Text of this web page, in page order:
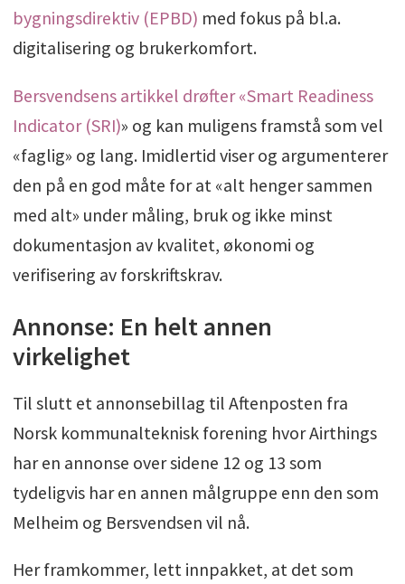
bygningsdirektiv (EPBD) med fokus på bl.a.
digitalisering og brukerkomfort.
Bersvendsens artikkel drøfter «Smart Readiness
Indicator (SRI)» og kan muligens framstå som vel
«faglig» og lang. Imidlertid viser og argumenterer
den på en god måte for at «alt henger sammen
med alt» under måling, bruk og ikke minst
dokumentasjon av kvalitet, økonomi og
verifisering av forskriftskrav.
Annonse: En helt annen
virkelighet
Til slutt et annonsebillag til Aftenposten fra
Norsk kommunalteknisk forening hvor Airthings
har en annonse over sidene 12 og 13 som
tydeligvis har en annen målgruppe enn den som
Melheim og Bersvendsen vil nå.
Her framkommer, lett innpakket, at det som